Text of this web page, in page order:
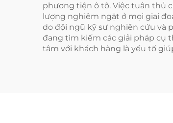
phương tiện ô tô. Việc tuân thủ
lượng nghiêm ngặt ở mọi giai
do đội ngũ kỹ sư nghiên cứu và
đang tìm kiếm các giải pháp cụ
tâm với khách hàng là yếu tố